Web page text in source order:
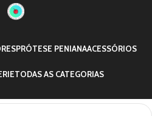
PRÓTESE PENIANAACESSÓRIOS
TODAS AS CATEGORIAS